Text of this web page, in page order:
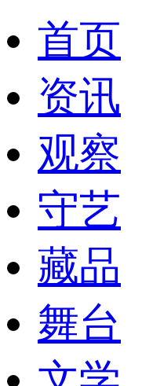
首页
资讯
观察
守艺
藏品
舞台